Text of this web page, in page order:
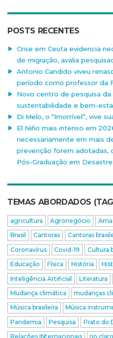
POSTS RECENTES
Crise em Ceuta evidencia
de migração, avalia
Antonio Candido viveu
período como professor da
Novo centro de pesquisa da
sustentabilidade e bem-
Di Melo, o “Imorrível”, vive
El Niño mais intenso em
necessariamente em mais
prevenção forem adotadas,
Pós-Graduação em
TEMAS ABORDADOS
agricultura Agronegócio
Brasil
Cantoras Cantoras
Coronavírus
Covid-19 Cultura
Educação
Física História
Inteligência Artificial
Literatura
Mudança climática
mudanças
Música brasileira
Música
Pandemia
Pesquisa Prato do
Relações INternacionais
rio claro